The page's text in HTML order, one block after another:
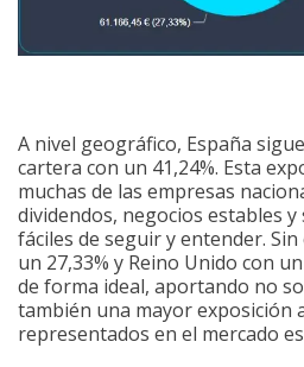
A nivel geográfico, España
cartera con un 41,24%. Esta
muchas de las empresas
dividendos, negocios estables
fáciles de seguir y entender. Sin
un 27,33% y Reino Unido con
de forma ideal, aportando no
también una mayor exposición
representados en el mercado